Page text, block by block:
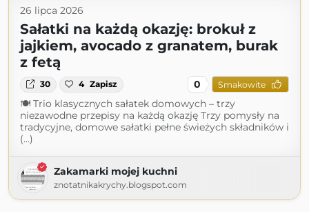
26 lipca 2026
Sałatki na każdą okazję: brokuł z
jajkiem, avocado z granatem, burak
z fetą
30 4 Zapisz 0 Smakowite
🍽 Trio klasycznych sałatek domowych – trzy
niezawodne przepisy na każdą okazję Trzy pomysły na
tradycyjne, domowe sałatki pełne świeżych składników i
(...)
Zakamarki mojej kuchni
znotatnikakrychy.blogspot.com